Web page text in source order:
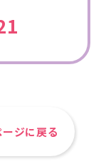
ージに戻る